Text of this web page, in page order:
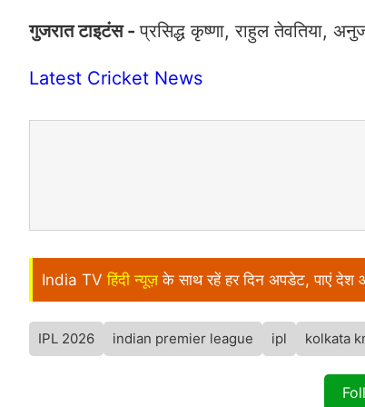
गुजरात टाइटंस -प्रसिद्ध कृष्णा, राहुल तेवतिया,
Latest Cricket News
India TV हिंदी न्यूज़ के साथ रहें हर दिन अपडेट, पाएं देश
IPL 2026 indian premier league ipl kolkata